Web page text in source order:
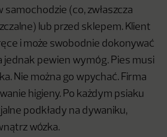
samochodzie (co, zwłaszcza
lub przed sklepem. Klient
i może swobodnie dokonywać
jednak pewien wymóg. Pies musi
Nie można go wpychać. Firma
higieny. Po każdym psiaku
podkłady na dywaniku,
wózka.